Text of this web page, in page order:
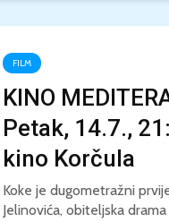
FILM
KINO
Petak, 14.7.,
kino Korčula
Koke je dugometražni
Jelinovića, obiteljska